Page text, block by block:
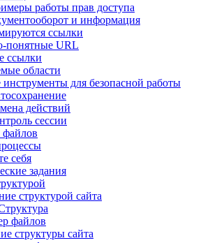
работы прав доступа
и информация
ссылки
понятные URL
ссылки
области
для безопасной работы
действий
сессии
файлов
себя
задания
структурой сайта
файлов
структуры сайта